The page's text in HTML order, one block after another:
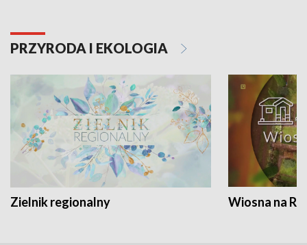
PRZYRODA I EKOLOGIA
Zielnik regionalny Wiosna na